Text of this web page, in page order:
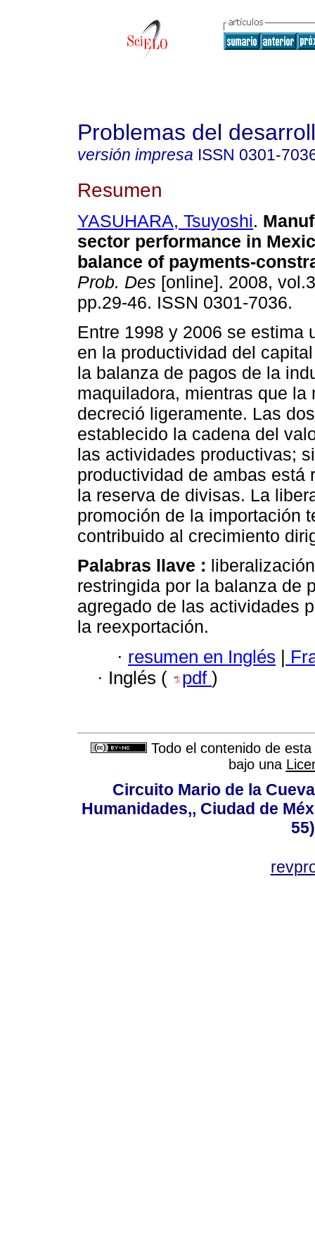
Problemas del
versión impresa ISSN 0301-
Resumen
YASUHARA, Tsuyoshi.
sector performance in
balance of payments-
Prob. Des [online]. 2008,
pp.29-46. ISSN 0301-7036.
Entre 1998 y 2006 se estima
en la productividad del
la balanza de pagos de la
maquiladora, mientras que la
decreció ligeramente. Las
establecido la cadena del
las actividades productivas;
productividad de ambas está
la reserva de divisas. La
promoción de la importación
contribuido al crecimiento
Palabras llave :
restringida por la balanza de
agregado de las actividades
la reexportación.
· resumen en Inglés |
· Inglés ( pdf )
Todo el contenido de
bajo una
Circuito Mario de la
Humanidades,, Ciudad de